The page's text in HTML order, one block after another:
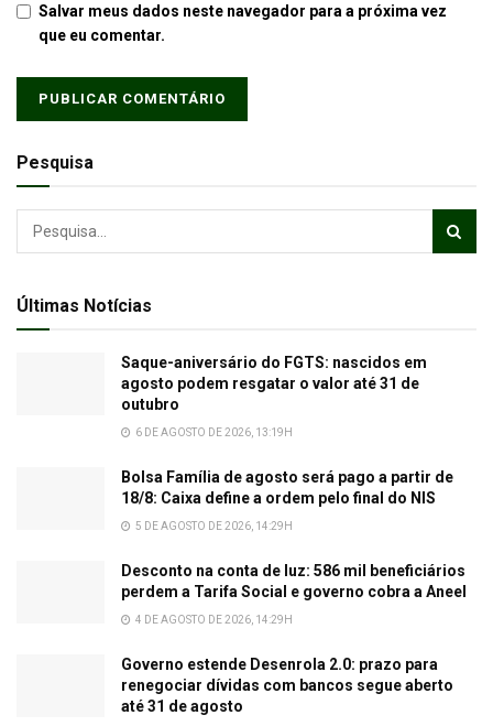
Salvar meus dados neste navegador para a próxima vez
que eu comentar.
Pesquisa
Últimas Notícias
Saque-aniversário do FGTS: nascidos em
agosto podem resgatar o valor até 31 de
outubro
6 DE AGOSTO DE 2026, 13:19H
Bolsa Família de agosto será pago a partir de
18/8: Caixa define a ordem pelo final do NIS
5 DE AGOSTO DE 2026, 14:29H
Desconto na conta de luz: 586 mil beneficiários
perdem a Tarifa Social e governo cobra a Aneel
4 DE AGOSTO DE 2026, 14:29H
Governo estende Desenrola 2.0: prazo para
renegociar dívidas com bancos segue aberto
até 31 de agosto